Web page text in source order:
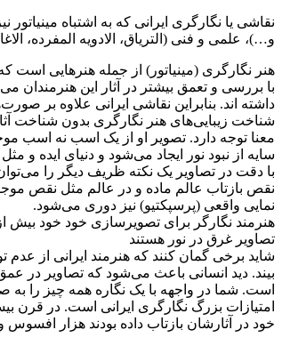
نقاشی یا نگارگری ایرانی که به اشتباه
و…)، علمی و فنی (التریاق، الادویه المفرده،
هنر نگارگری (مینیاتور) از جمله هنرهایی است
با بررسی و تعمق بیشتر در آثار این هنرمندان
داشته اند. بنابراین نقاشی ایرانی علاوه
شناخت زیبایی‌های هنر نگارگری بدون شناخت
معنا توجه دارد. تصویر او از یک اسب نه اسب
سایه از نبود نور ایجاد می‌شود و دنیای ایده و
با دقت در تصاویر یک نکته ظریف دیگر را
نقص بازتاب عالم ماده و در عالم مثل نقص
نمایی واقعی (پرسپکتیو) نیز دوری می‌شود.
هنرمند نگارگر برای تصویرسازی خود خود بیش
تصاویر غرق در نور هستند
شاید برخی گمان کنند که هنرمند ایرانی از
بیند. دید انسانی باعث می‌شود که تصاویر در
است. شما در واجهه با یک نگاره همه چیز را به
خود در آثارشان بازتاب داده بودند هزار